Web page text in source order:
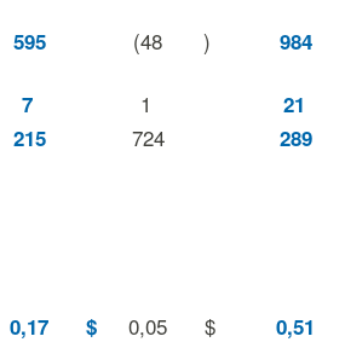
595 (48 ) 984
7
215
1
724
21
289
0,17 $ 0,05 $ 0,51